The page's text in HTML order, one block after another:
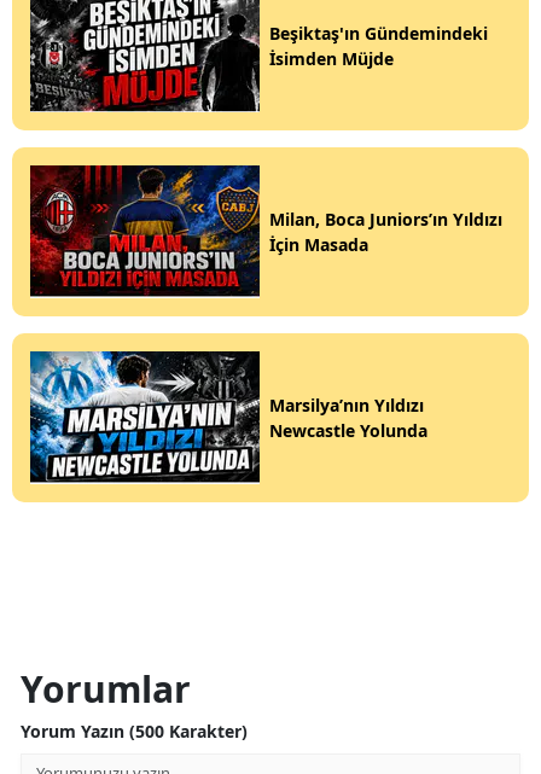
Beşiktaş'ın Gündemindeki
İsimden Müjde
Milan, Boca Juniors’ın Yıldızı
İçin Masada
Marsilya’nın Yıldızı
Newcastle Yolunda
Yorumlar
Yorum Yazın (500 Karakter)